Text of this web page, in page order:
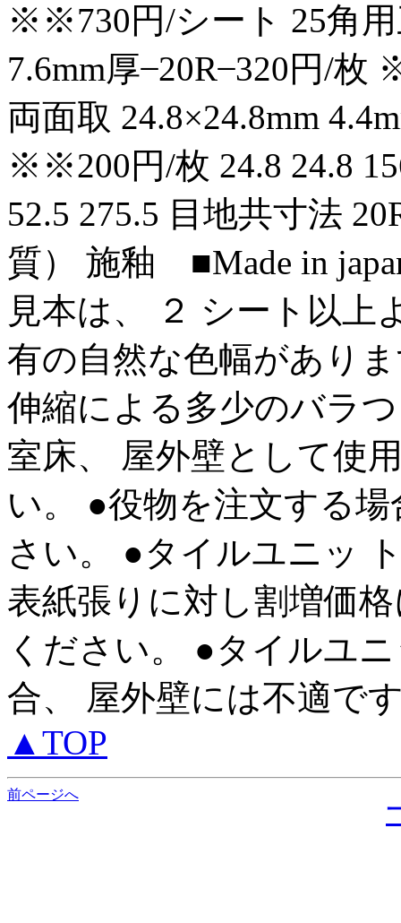
※※730円/シート 25角用
7.6mm厚 ̶ 20R ̶ 320円/
両面取 24.8×24.8mm
※※200円/枚 24.8 24.8
52.5 275.5 目地共寸法
質） 施釉 ■Made in
見本は、 ２ シート以上
有の自然な色幅があり
伸縮による多少のバラ
室床、 屋外壁として使
い。 ●役物を注文する
さい。 ●タイルユニッ
表紙張りに対し割増価
ください。 ●タイルユ
合、 屋外壁には不適で
▲TOP
前ページへ